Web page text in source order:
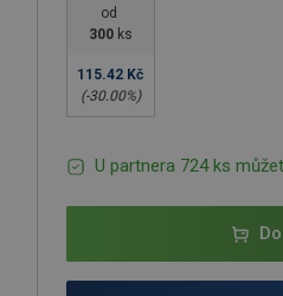
od
300 ks
115.42 Kč
(-30.00%)
U partnera 724 ks